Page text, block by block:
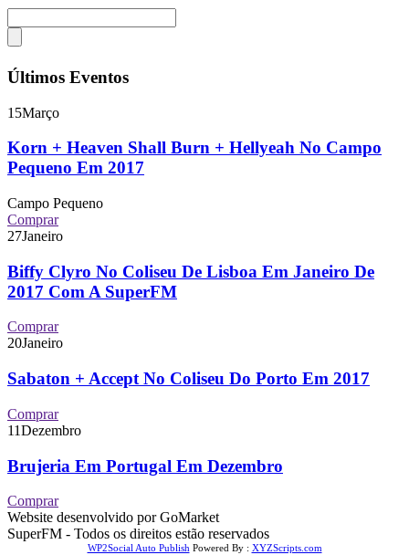
Últimos Eventos
15Março
Korn + Heaven Shall Burn + Hellyeah No Campo
Pequeno Em 2017
Campo Pequeno
Comprar
27Janeiro
Biffy Clyro No Coliseu De Lisboa Em Janeiro De
2017 Com A SuperFM
Comprar
20Janeiro
Sabaton + Accept No Coliseu Do Porto Em 2017
Comprar
11Dezembro
Brujeria Em Portugal Em Dezembro
Comprar
Website desenvolvido por GoMarket
SuperFM - Todos os direitos estão reservados
WP2Social Auto Publish Powered By : XYZScripts.com